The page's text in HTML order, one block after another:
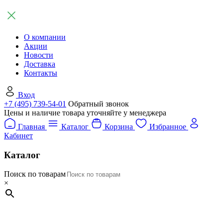
О компании
Акции
Новости
Доставка
Контакты
Вход
+7 (495) 739-54-01 Обратный звонок
Цены и наличие товара уточняйте у менеджера
Главная
Каталог Корзина
Избранное
Кабинет
Каталог
Поиск по товарам
×